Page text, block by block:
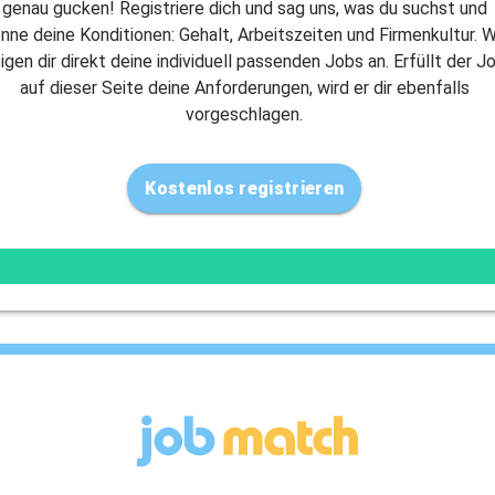
genau gucken! Registriere dich und sag uns, was du suchst und
deine Konditionen: Gehalt, Arbeitszeiten und Firmenkultur.
dir direkt deine individuell passenden Jobs an. Erfüllt der
auf dieser Seite deine Anforderungen, wird er dir ebenfalls
vorgeschlagen.
Kostenlos registrieren